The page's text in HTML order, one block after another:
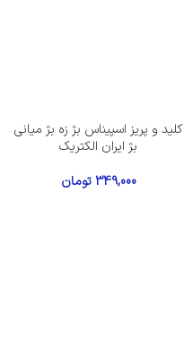
کلید و پریز اسپیناس بژ زه بژ میانی
بژ ایران الکتریک
349,000 تومان